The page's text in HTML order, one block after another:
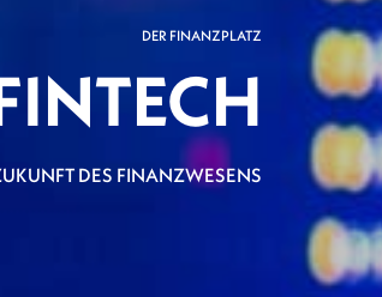
DER FINANZPLATZ
DES FINANZWESENS